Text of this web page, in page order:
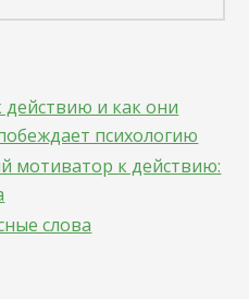
и как они
психологию
мотиватор к действию:
слова